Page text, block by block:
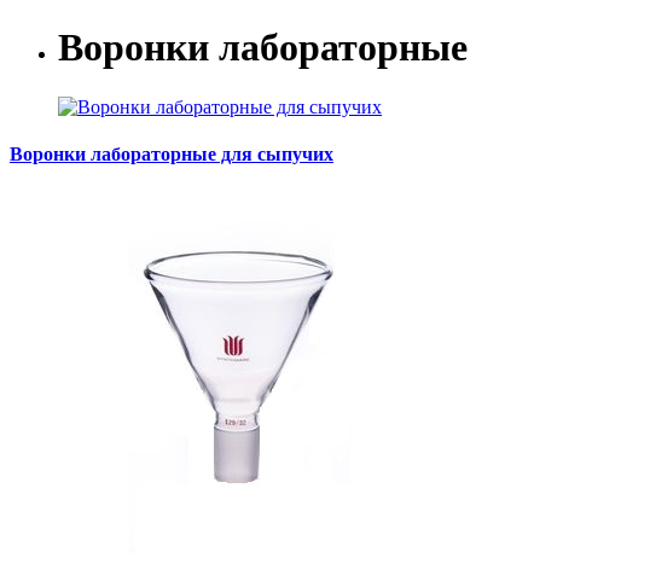
Воронки лабораторные
Воронки лабораторные для сыпучих